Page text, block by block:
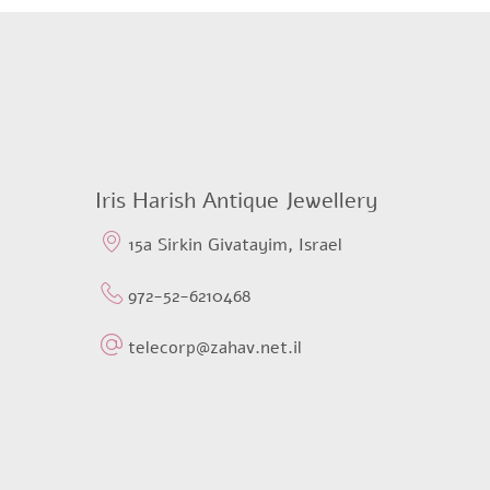
Iris Harish Antique Jewellery
15a Sirkin Givatayim, Israel
972-52-6210468
telecorp@zahav.net.il